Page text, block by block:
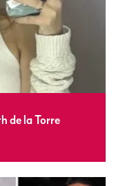
de la Torre